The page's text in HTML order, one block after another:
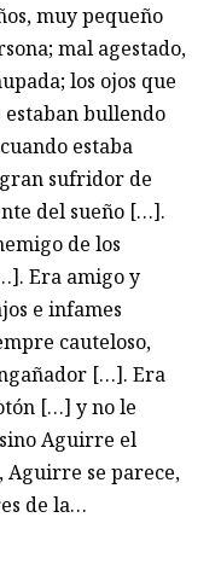
muy pequeño
mal agestado,
los ojos que
bullendo
estaba
sufridor de
del sueño […].
de los
Era amigo y
e infames
cauteloso,
[…]. Era
[…] y no le
Aguirre el
Aguirre se parece,
de la…